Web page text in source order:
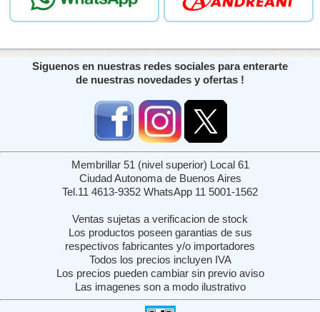
Siguenos en nuestras redes sociales para enterarte
de nuestras novedades y ofertas !
Membrillar 51 (nivel superior) Local 61
Ciudad Autonoma de Buenos Aires
Tel.11 4613-9352 WhatsApp 11 5001-1562
Ventas sujetas a verificacion de stock
Los productos poseen garantias de sus
respectivos fabricantes y/o importadores
Todos los precios incluyen IVA
Los precios pueden cambiar sin previo aviso
Las imagenes son a modo ilustrativo